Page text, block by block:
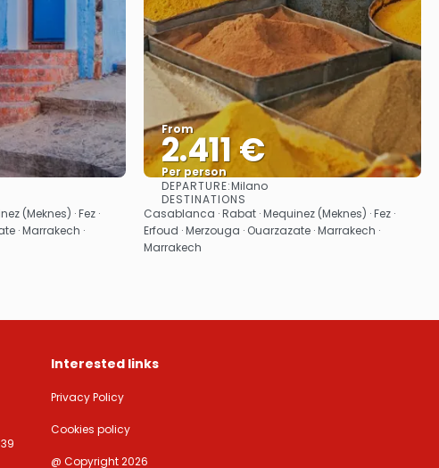
(Meknes) · Fez ·
· Marrakech ·
From
2.411 €
Per person
DEPARTURE:Milano
DESTINATIONS
Casablanca · Rabat · Mequinez (Meknes) · Fez ·
Erfoud · Merzouga · Ouarzazate · Marrakech ·
Marrakech
Interested links
Privacy Policy
Cookies policy
@ Copyright 2026